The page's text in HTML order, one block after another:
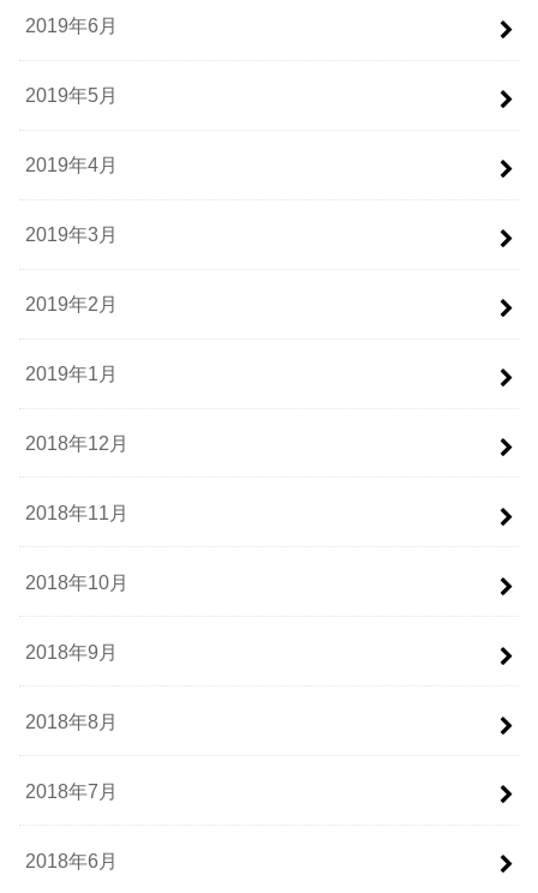
2019年6月
2019年5月
2019年4月
2019年3月
2019年2月
2019年1月
2018年12月
2018年11月
2018年10月
2018年9月
2018年8月
2018年7月
2018年6月